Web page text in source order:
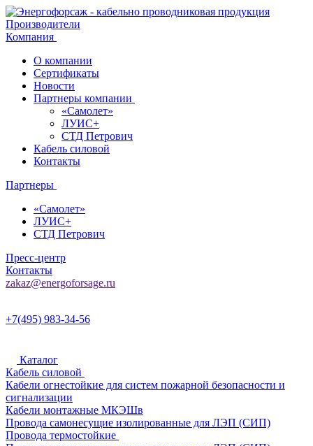
Производители
Компания
О компании
Сертификаты
Новости
Партнеры компании
«Самолет»
ЛУИС+
СТД Петрович
Кабель силовой
Контакты
Партнеры
«Самолет»
ЛУИС+
СТД Петрович
Пресс-центр
Контакты
zakaz@energoforsage.ru
+7(495) 983-34-56
Каталог
Кабель силовой
Кабели огнестойкие для систем пожарной безопасности и
сигнализации
Кабели монтажные МКЭШв
Провода самонесущие изолированные для ЛЭП (СИП)
Провода термостойкие